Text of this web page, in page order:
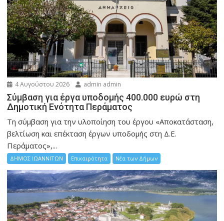
4 Αυγούστου 2026 admin admin
Σύμβαση για έργα υποδομής 400.000 ευρώ στη
Δημοτική Ενότητα Περάματος
Τη σύμβαση για την υλοποίηση του έργου «Αποκατάσταση,
βελτίωση και επέκταση έργων υποδομής στη Δ.Ε.
Περάματος»,...
ΔΗΜΟΣ ΙΩΑΝΝΙΤΩΝ Επικαιρότητα Νέα των Δήμων